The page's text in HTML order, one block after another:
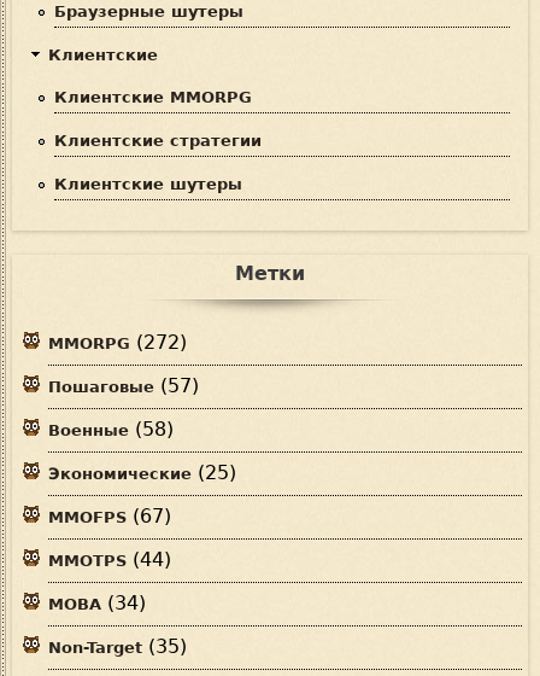
Браузерные шутеры
Клиентские
Клиентские MMORPG
Клиентские стратегии
Клиентские шутеры
Метки
MMORPG (272)
Пошаговые (57)
Военные (58)
Экономические (25)
MMOFPS (67)
MMOTPS (44)
MOBA (34)
Non-Target (35)